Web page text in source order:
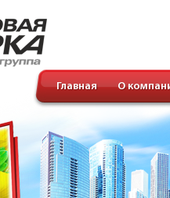
Главная О